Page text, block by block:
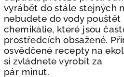
vyrábět do stále stejných
nebudete do vody pouštět
chemikálie, které jsou
prostředcích obsažené.
osvědčené recepty na
si zvládnete vyrobit za
pár minut.